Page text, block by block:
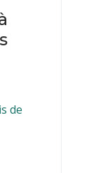
de